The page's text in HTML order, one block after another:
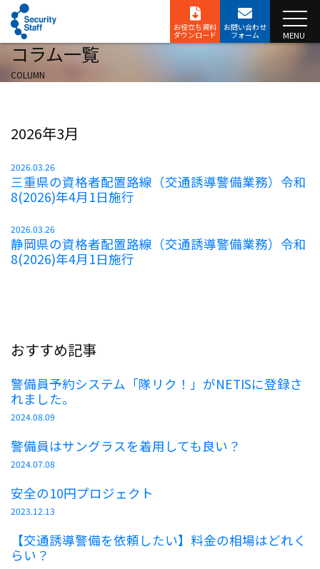
お役立ち資料
ダウンロード
お問い合わせ
フォーム MENU
コラム一覧
COLUMN
2026年3月
2026.03.26
三重県の資格者配置路線（交通誘導警備業務）令和
8(2026)年4月1日施行
2026.03.26
静岡県の資格者配置路線（交通誘導警備業務）令和
8(2026)年4月1日施行
おすすめ記事
警備員予約システム「隊リク！」がNETISに登録さ
れました。
2024.08.09
警備員はサングラスを着用しても良い？
2024.07.08
安全の10円プロジェクト
2023.12.13
【交通誘導警備を依頼したい】料金の相場はどれく
らい？